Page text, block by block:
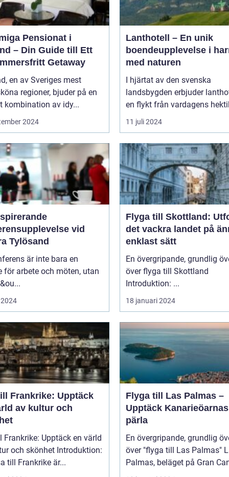
Pensionat i
– Din Guide till Ett
Getaway
en av Sveriges mest
regioner, bjuder på en
kombination av idy...
2024
Lanthotell – En unik
boendeupplevelse i
med naturen
I hjärtat av den svenska
landsbygden erbjuder
en flykt från vardagens
11 juli 2024
vid
Tylösand
är inte bara en
för arbete och möten, utan
Flyga till Skottland:
det vackra landet på
enklast sätt
En övergripande, grundlig
över flyga till Skottland
Introduktion: ...
18 januari 2024
Frankrike: Upptäck
av kultur och
Frankrike: Upptäck en värld
skönhet Introduktion:
till Frankrike är...
Flyga till Las Palmas –
Upptäck Kanarieöarnas
pärla
En övergripande, grundlig
över "flyga till Las Palmas" Las
Palmas, beläget på Gran